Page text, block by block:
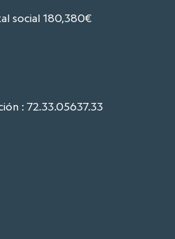
social 180,380€
: 72.33.05637.33